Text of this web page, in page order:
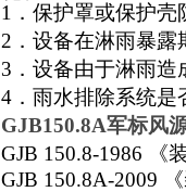
1．保护罩或保护
2．设备在淋雨暴
3．设备由于淋雨造
4．雨水排除系统是
GJB150.8A军标风
GJB 150.8-1986 《
GJB 150.8A-2009